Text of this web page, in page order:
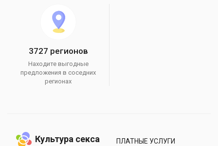
3727 регионов
Находите выгодные
предложения в соседних
регионах
Культура секса
ПЛАТНЫЕ УСЛУГИ